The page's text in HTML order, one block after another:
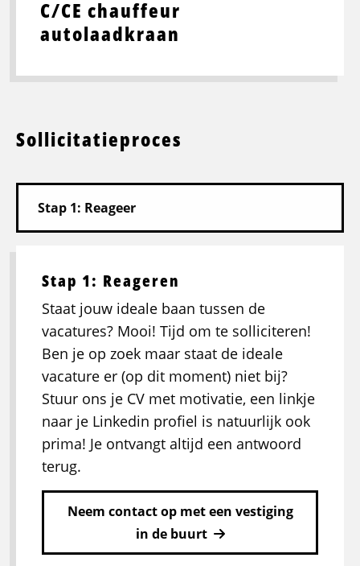
C/CE chauffeur
autolaadkraan
Sollicitatieproces
Stap 1: Reageren
Staat jouw ideale baan tussen de
vacatures? Mooi! Tijd om te solliciteren!
Ben je op zoek maar staat de ideale
vacature er (op dit moment) niet bij?
Stuur ons je CV met motivatie, een linkje
naar je Linkedin profiel is natuurlijk ook
prima! Je ontvangt altijd een antwoord
terug.
Neem contact op met een vestiging
in de buurt